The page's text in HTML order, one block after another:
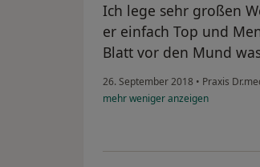
Ich lege sehr großen
er einfach Top und
Blatt vor den Mund
26. September 2018 • Praxis
mehrwenigeranzeigen